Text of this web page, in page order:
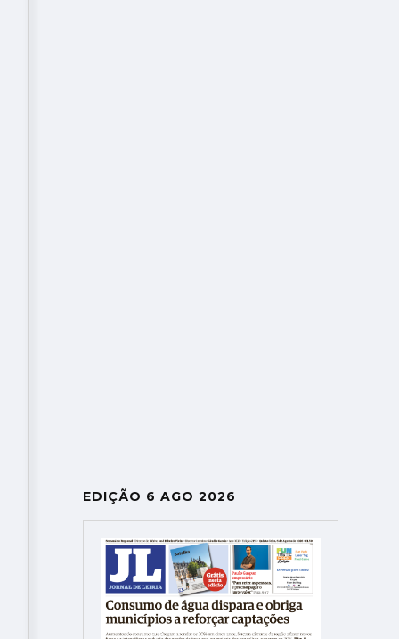
EDIÇÃO 6 AGO 2026